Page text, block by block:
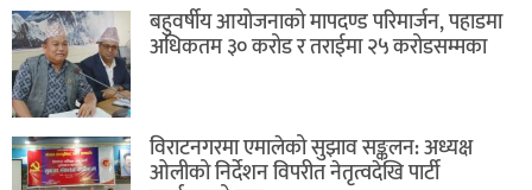
बहुवर्षीय आयोजनाको मापदण्ड परिमार्जन, पहाडमा
अधिकतम ३० करोड र तराईमा २५ करोडसम्मका
विराटनगरमा एमालेको सुझाव सङ्कलन: अध्यक्ष
ओलीको निर्देशन विपरीत नेतृत्वदेखि पार्टी